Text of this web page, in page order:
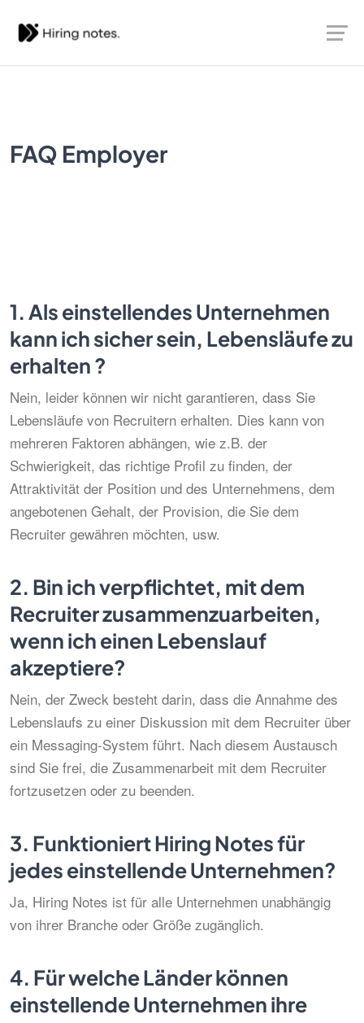
FAQ Employer
1.Als einstellendes Unternehmen
kann ich sicher sein, Lebensläufe zu
erhalten ?
Nein, leider können wir nicht garantieren, dass Sie
Lebensläufe von Recruitern erhalten. Dies kann von
mehreren Faktoren abhängen, wie z.B. der
Schwierigkeit, das richtige Profil zu finden, der
Attraktivität der Position und des Unternehmens, dem
angebotenen Gehalt, der Provision, die Sie dem
Recruiter gewähren möchten, usw.
2. Bin ich verpflichtet, mit dem
Recruiter zusammenzuarbeiten,
wenn ich einen Lebenslauf
akzeptiere?
Nein, der Zweck besteht darin, dass die Annahme des
Lebenslaufs zu einer Diskussion mit dem Recruiter über
ein Messaging-System führt. Nach diesem Austausch
sind Sie frei, die Zusammenarbeit mit dem Recruiter
fortzusetzen oder zu beenden.
3. Funktioniert Hiring Notes für
jedes einstellende Unternehmen?
Ja, Hiring Notes ist für alle Unternehmen unabhängig
von ihrer Branche oder Größe zugänglich.
4. Für welche Länder können
einstellende Unternehmen ihre